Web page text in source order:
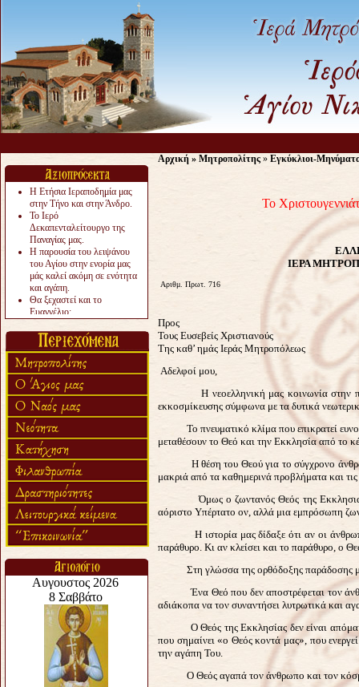
Η Ετήσια Ιεραποδημία μας
στην Τήνο και στην Άνδρο.
Το Ιερό
Δεκαπενταλείτουργο της
Παναγίας μας.
Η παρουσία του λειψάνου
του Αγίου στην ενορία μας
μάς καλεί ακόμη σε ενότητα
και αγάπη.
Θα ξεχαστεί και το
Ευαγγέλιο;
«πολύ αργά».
Ζητείται....
Αρχική » Μητροπολίτης » Εγκύκλιοι-
Το
ΙΕΡΑ
Αριθμ. Πρωτ. 716
Προς
Τους Ευσεβείς Χριστιανούς
Της καθ’ ημάς Ιεράς Μητροπόλεως
Αδελφοί μου,
Η νεοελληνική μας κοινωνία στην
εκκοσμίκευσης σύμφωνα με τα δυτικά
Το πνευματικό κλίμα που επικρατεί
μεταθέσουν το Θεό και την Εκκλησία από το
Η θέση του Θεού για το σύγχρονο
μακριά από τα καθημερινά προβλήματα και
Όμως ο ζωντανός Θεός της
αόριστο Υπέρτατο ον, αλλά μια εμπρόσωπη
Η ιστορία μας δίδαξε ότι αν οι
παράθυρο. Κι αν κλείσει και το παράθυρο, ο
Στη γλώσσα της ορθόδοξης παράδοσης
Ένα Θεό που δεν αποστρέφεται τον
αδιάκοπα να τον συναντήσει λυτρωτικά και
Ο Θεός της Εκκλησίας δεν είναι
που σημαίνει «ο Θεός κοντά μας», που
την αγάπη Του.
Ο Θεός αγαπά τον άνθρωπο και τον